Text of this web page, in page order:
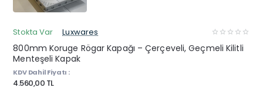
Stokta Var Luxwares
800mm Koruge Rögar Kapağı – Çerçeveli, Geçmeli Kilitli
Menteşeli Kapak
KDV Dahil Fiyatı :
4.560,00 TL